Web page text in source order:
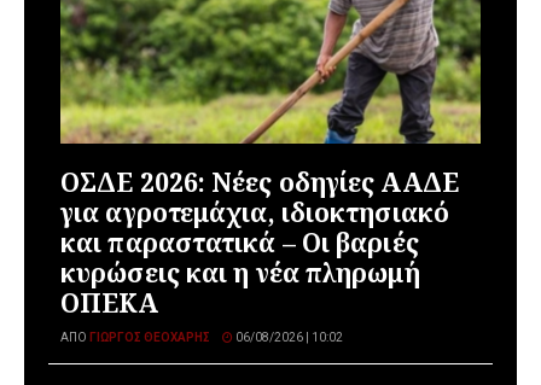
ΟΣΔΕ 2026: Νέες οδηγίες ΑΑΔΕ
για αγροτεμάχια, ιδιοκτησιακό
και παραστατικά – Οι βαριές
κυρώσεις και η νέα πληρωμή
ΟΠΕΚΑ
ΑΠΌ ΓΙΏΡΓΟΣ ΘΕΟΧΆΡΗΣ 06/08/2026 | 10:02